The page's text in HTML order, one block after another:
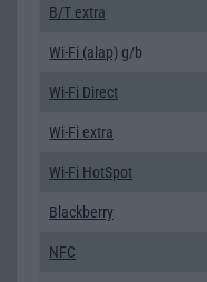
B/T extra
Wi-Fi (alap) g/b
Wi-Fi Direct
Wi-Fi extra
Wi-Fi HotSpot
Blackberry
NFC